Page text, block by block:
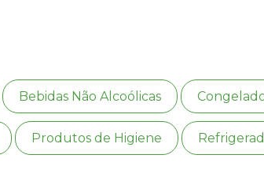
Bebidas Não Alcoólicas
Produtos de Higiene